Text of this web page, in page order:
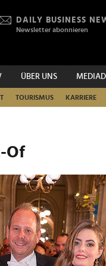
DAILY BUSINESS
Newsletter abonnieren
ÜBER UNS
TOURISMUS KARRIERE
Of